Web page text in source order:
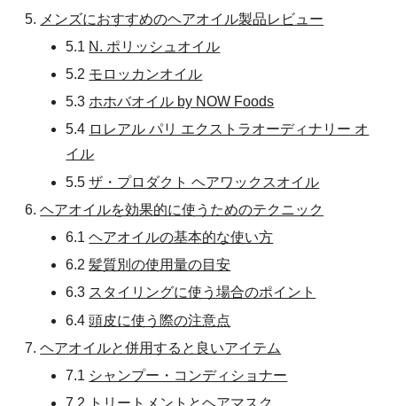
メンズにおすすめのヘアオイル製品レビュー
5.1 N. ポリッシュオイル
5.2 モロッカンオイル
5.3 ホホバオイル by NOW Foods
5.4 ロレアル パリ エクストラオーディナリー オ
イル
5.5ザ・プロダクト ヘアワックスオイル
ヘアオイルを効果的に使うためのテクニック
6.1ヘアオイルの基本的な使い方
6.2髪質別の使用量の目安
6.3 スタイリングに使う場合のポイント
6.4頭皮に使う際の注意点
ヘアオイルと併用すると良いアイテム
7.1 シャンプー・コンディショナー
7.2
トリートメントとヘアマスク